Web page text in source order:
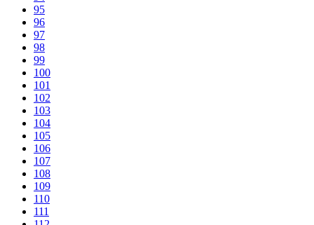
95
96
97
98
99
100
101
102
103
104
105
106
107
108
109
110
111